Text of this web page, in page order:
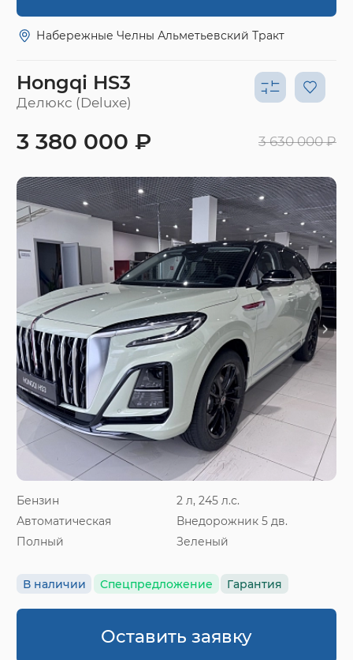
Набережные Челны Альметьевский Тракт
Hongqi HS3
Делюкс (Deluxe)
Бензин
2 л, 245 л.с.
Автоматическая
Внедорожник 5 дв.
Полный
Зеленый
В наличии Спецпредложение Гарантия
3 380 000 ₽ 3 630 000 ₽
Оставить заявку